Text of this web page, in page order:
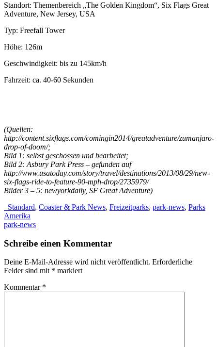
Standort: Themenbereich „The Golden Kingdom“, Six Flags Great
Adventure, New Jersey, USA
Typ: Freefall Tower
Höhe: 126m
Geschwindigkeit: bis zu 145km/h
Fahrzeit: ca. 40-60 Sekunden
(Quellen:
http://content.sixflags.com/comingin2014/greatadventure/zumanjaro-
drop-of-doom/;
Bild 1: selbst geschossen und bearbeitet;
Bild 2: Asbury Park Press – gefunden auf
http://www.usatoday.com/story/travel/destinations/2013/08/29/new-
six-flags-ride-to-feature-90-mph-drop/2735979/
Bilder 3 – 5: newyorkdaily, SF Great Adventure)
_Standard, Coaster & Park News, Freizeitparks, park-news, Parks
Amerika
park-news
Schreibe einen Kommentar
Deine E-Mail-Adresse wird nicht veröffentlicht. Erforderliche
Felder sind mit * markiert
Kommentar *